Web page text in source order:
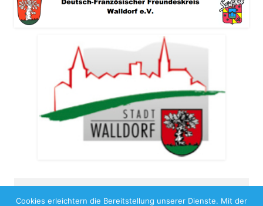
Copyright 2026
Cookies erleichtern die Bereitstellung unserer Dienste. Mit der